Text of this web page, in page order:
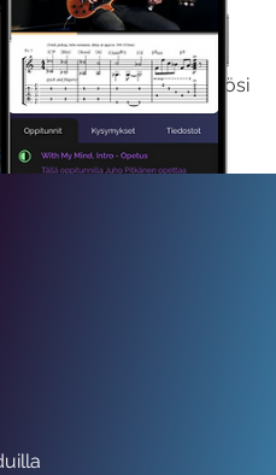
koko sisältömme käyttöösi
ajaksi.